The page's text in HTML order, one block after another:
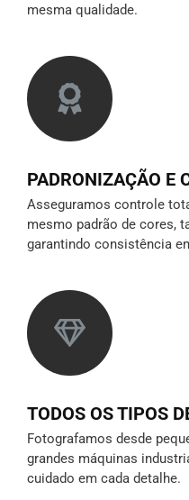
mesma qualidade.
PADRONIZAÇÃO E
Asseguramos controle
mesmo padrão de cores,
garantindo consistência
TODOS OS TIPOS
Fotografamos desde
grandes máquinas
cuidado em cada detalhe.